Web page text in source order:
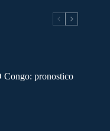
pronostico